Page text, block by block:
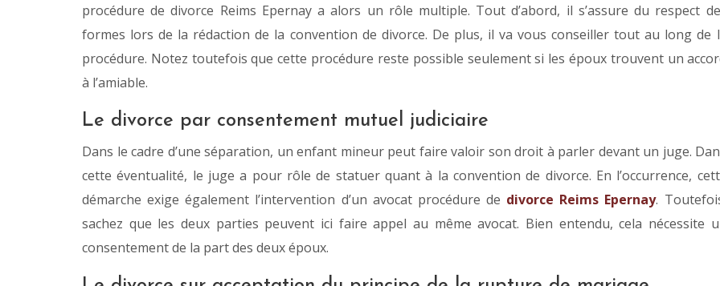
procédure de divorce Reims Epernay a alors un rôle multiple. Tout d’abord, il s’assure du respect
formes lors de la rédaction de la convention de divorce. De plus, il va vous conseiller tout au long de
procédure. Notez toutefois que cette procédure reste possible seulement si les époux trouvent un
à l’amiable.
Le divorce par consentement mutuel judiciaire
Dans le cadre d’une séparation, un enfant mineur peut faire valoir son droit à parler devant un juge.
cette éventualité, le juge a pour rôle de statuer quant à la convention de divorce. En l’occurrence,
démarche exige également l’intervention d’un avocat procédure de divorce Reims Epernay.
sachez que les deux parties peuvent ici faire appel au même avocat. Bien entendu, cela nécessite
consentement de la part des deux époux.